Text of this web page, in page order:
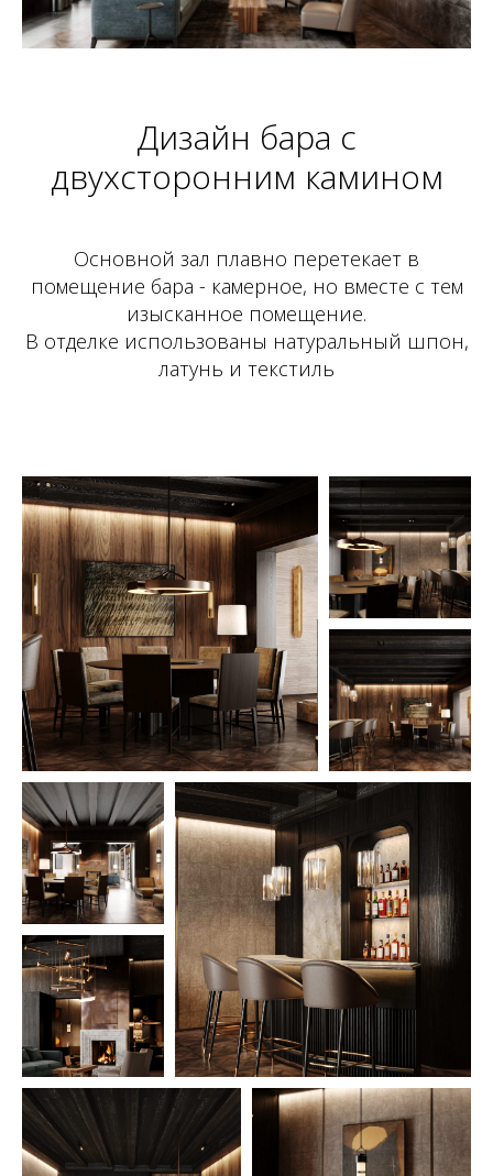
Дизайн бара с
двухсторонним камином
Основной зал плавно перетекает в
помещение бара - камерное, но вместе с тем
изысканное помещение.
В отделке использованы натуральный шпон,
латунь и текстиль